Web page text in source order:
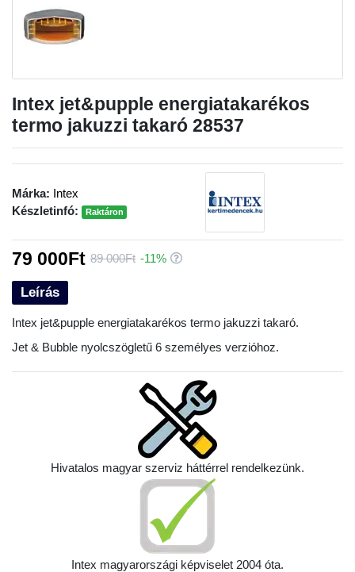
Intex jet&pupple energiatakarékos
termo jakuzzi takaró 28537
Leírás
Intex jet&pupple energiatakarékos termo jakuzzi takaró.
Jet & Bubble nyolcszögletű 6 személyes verzióhoz.
Márka: Intex
Készletinfó:
Raktáron
79 000Ft 89 000Ft -11%
Hivatalos magyar szerviz háttérrel rendelkezünk.
Intex magyarországi képviselet 2004 óta.